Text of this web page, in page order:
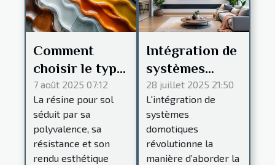
Comment
choisir le type
de résine idéal
pour votre sol
?
7 août 2025 07:12
La résine pour sol
séduit par sa
polyvalence, sa
résistance et son
rendu esthétique
Intégration de
systèmes
domotiques
dans la
rénovation
moderne
28 juillet 2025 21:50
L'intégration de
systèmes
domotiques
révolutionne la
manière d’aborder la